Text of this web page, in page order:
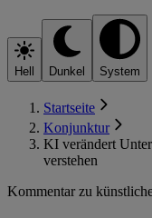
Hell Dunkel System
Startseite
Konjunktur
KI verändert
verstehen
Kommentar zu